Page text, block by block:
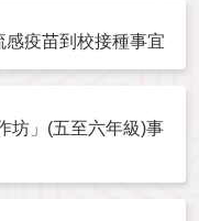
感疫苗到校接種事宜
坊」(五至六年級)事